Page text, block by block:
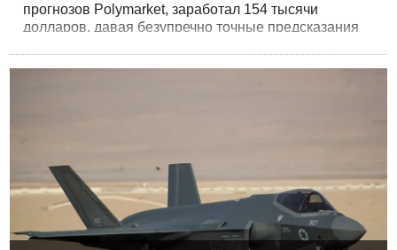
прогнозов Polymarket, заработал 154 тысячи
долларов, давая безупречно точные предсказания